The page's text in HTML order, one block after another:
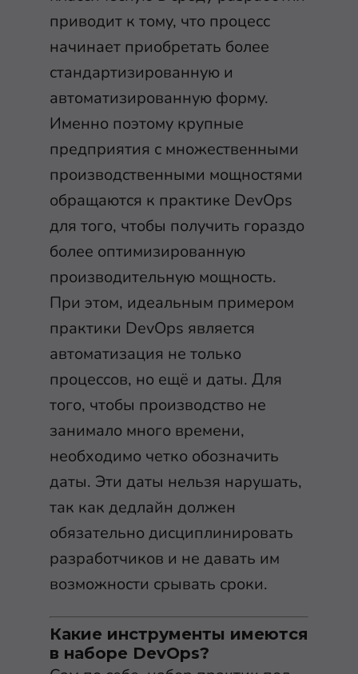
приводит к тому, что процесс
начинает приобретать более
стандартизированную и
автоматизированную форму.
Именно поэтому крупные
предприятия с множественными
производственными мощностями
обращаются к практике DevOps
для того, чтобы получить гораздо
более оптимизированную
производительную мощность.
При этом, идеальным примером
практики DevOps является
автоматизация не только
процессов, но ещё и даты. Для
того, чтобы производство не
занимало много времени,
необходимо четко обозначить
даты. Эти даты нельзя нарушать,
так как дедлайн должен
обязательно дисциплинировать
разработчиков и не давать им
возможности срывать сроки.
Какие инструменты имеются
в наборе DevOps?